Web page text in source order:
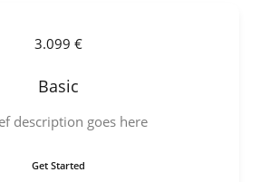
3.099 €
Basic
description goes here
Get Started